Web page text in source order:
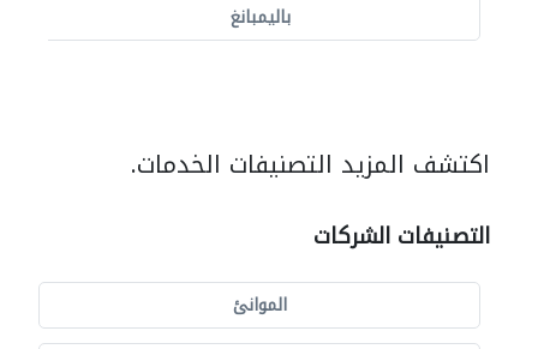
باليمبانغ
اكتشف المزيد التصنيفات الخدمات.
التصنيفات الشركات
الموانئ